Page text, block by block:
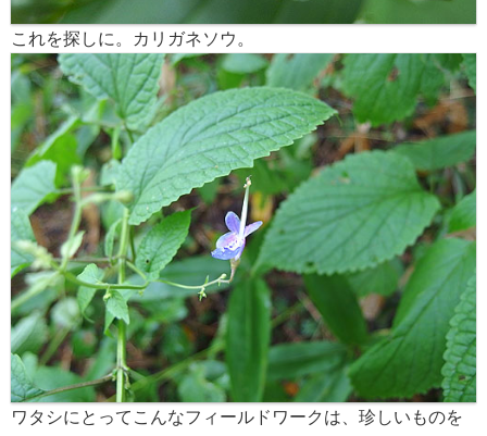
これを探しに。カリガネソウ。
ワタシにとってこんなフィールドワークは、珍しいものを